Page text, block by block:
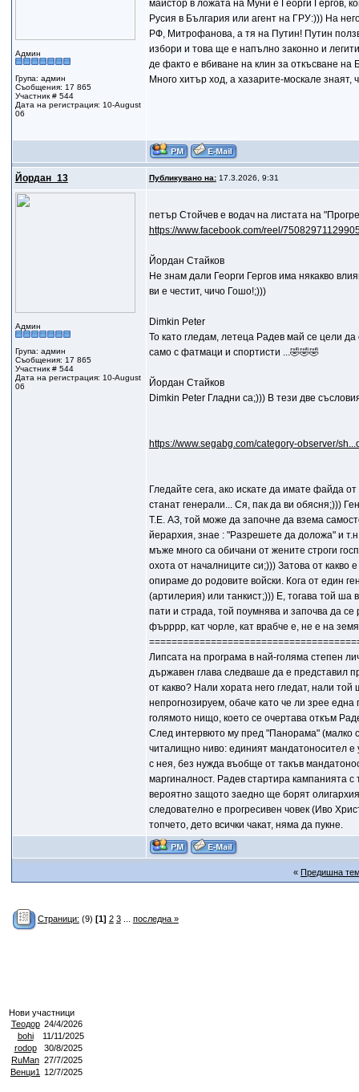
Админ
Група: админ
Съобщения: 17 865
Участник # 544
Дата на регистрация: 10-August
06
майстор в ложата на Муни е Георги Гергов,
Русия в България или агент на ГРУ:))) На
РФ, Митрофанова, а тя на Путин! Путин
избори и това ще е напълно законно и
де факто е вбиване на клин за откъсване
Много хитър ход, а хазарите-москале
Йордан_13 Публикувано на:17.3.2026, 9:31
Админ
Група: админ
Съобщения: 17 865
Участник # 544
Дата на регистрация: 10-August
06
петър Стойчев е водач на листата на
https://www.facebook.com/reel/
Йордан Стайков
Не знам дали Георги Гергов има някакво
ви е честит, чичо Гошо!;)))
Dimkin Peter
То като гледам, летеца Радев май се цели
само с фатмаци и спортисти ...🤣🤣🤣
Йордан Стайков
Dimkin Peter Гладни са;))) В тези две
https://www.segabg.com/category-observer/
Гледайте сега, ако искате да имате файда
станат генерали... Ся, пак да ви обясня;)))
Т.Е. АЗ, той може да започне да взема
йерархия, знае : "Разрешете да доложа" и
мъже много са обичани от жените строги
охота от началниците си;))) Затова от какво
опираме до родовите войски. Кога от един
(артилерия) или танкист;))) Е, тогава той ша
пати и страда, той поумнява и започва да
фърррр, кат чорле, кат врабче е, не е на
Липсата на програма в най-голяма степен
държавен глава следваше да е представил
от какво? Нали хората него гледат, нали
непрогнозируем, обаче като че ли зрее
голямото нищо, което се очертава откъм
След интервюто му пред "Панорама" (малко
читалищно ниво: единият мандатоносител е
с нея, без нужда въобще от такъв
маргиналност. Радев стартира кампанията
вероятно защото заедно ще борят
следователно е прогресивен човек (Иво
топчето, дето всички чакат, няма да пукне.
« Предишна
Страници: (9) [1] 2 3... последна »
Нови участници
Теодор 24/4/2026
bohi
11/11/2025
rodop
30/8/2025
RuMan 27/7/2025
Венци1
12/7/2025